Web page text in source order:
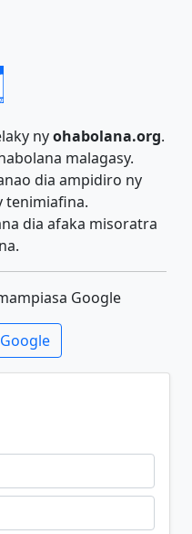
nyohabolana.org.
malagasy.
dia ampidiro ny
tenimiafina.
dia afaka misoratra
Google